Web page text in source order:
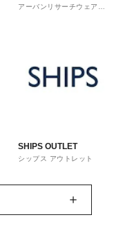
ware house
アーバンリサーチウェアハ
SHIPS OUTLET
シップス アウトレット